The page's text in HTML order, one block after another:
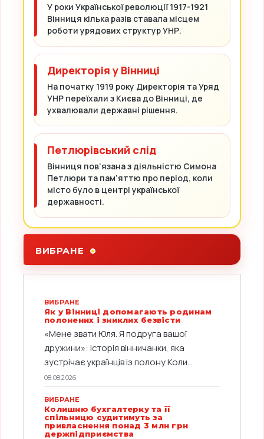
У роки Української революції 1917-1921
Вінниця кілька разів ставала місцем
роботи урядових структур УНР.
Директорія у Вінниці
На початку 1919 року Директорія та Уряд
УНР переїхали з Києва до Вінниці, де
ухвалювали державні рішення.
Петлюрівський слід
Вінниця пов’язана з діяльністю Симона
Петлюри та пам’яттю про період, коли
місто було в центрі української
державності.
ВИБРАНЕ
ВИБРАНЕ
Як у Вінниці допомагають родинам
полонених і зниклих безвісти
«Мене звати Юля. Я подруга вашої
дружини»: історія вінничанки, яка
зустрічає українців із полону Коли...
08.08.2026
ВИБРАНЕ
Колишню бухгалтерку та її
спільницю судитимуть за
привласнення понад 3 млн грн
держпідприємства